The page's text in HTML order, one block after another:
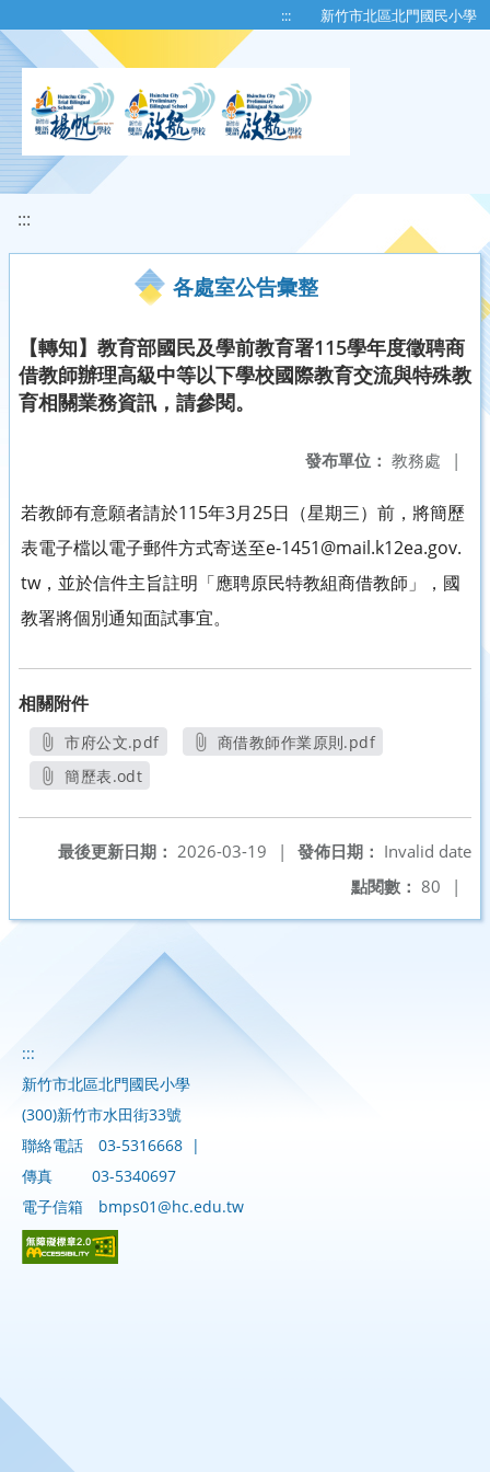
::: 新竹市北區北門國民小學
:::
各處室公告彙整
【轉知】教育部國民及學前教育署115學年度徵聘商
借教師辦理高級中等以下學校國際教育交流與特殊教
育相關業務資訊，請參閱。
發布單位： 教務處 |
若教師有意願者請於115年3月25日（星期三）前，將簡歷
表電子檔以電子郵件方式寄送至e-1451@mail.k12ea.gov.
tw，並於信件主旨註明「應聘原民特教組商借教師」，國
教署將個別通知面試事宜。
相關附件
市府公文.pdf
另開新視窗
商借教師作業原則.pdf
簡歷表.odt
發佈日期： Invalid date
最後更新日期： 2026-03-19
|
點閱數： 80 |
:::
新竹市北區北門國民小學
(300)新竹市水田街33號
聯絡電話
03-5316668 |
傳真
03-5340697
電子信箱
bmps01@hc.edu.tw